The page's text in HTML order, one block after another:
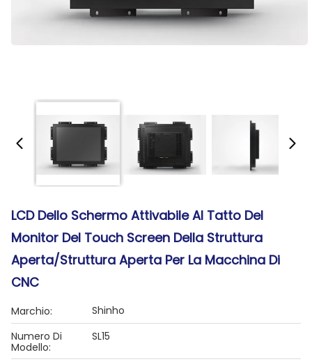
LCD Dello Schermo Attivabile Al Tatto Del
Monitor Del Touch Screen Della Struttura
Aperta/struttura Aperta Per La Macchina Di
CNC
Marchio:
Shinho
Numero Di
Modello:
SL15